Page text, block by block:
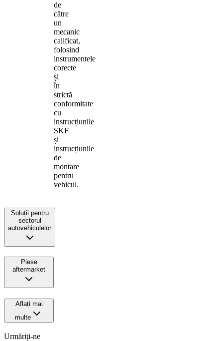
de
către
un
mecanic
calificat,
folosind
instrumentele
corecte
și
în
strictă
conformitate
cu
instrucțiunile
SKF
și
instrucțiunile
de
montare
pentru
vehicul.
Soluții pentru
sectorul
autovehiculelor
Piese
aftermarket
Aflați mai
multe
Urmăriți-ne